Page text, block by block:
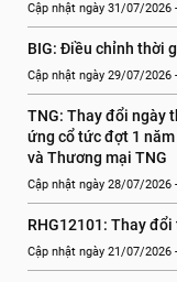
Cập nhật ngày 31/07/2026
BIG: Điều chỉnh thời
Cập nhật ngày 29/07/2026
TNG: Thay đổi ngày
ứng cổ tức đợt 1
và Thương mại TNG
Cập nhật ngày 28/07/2026
RHG12101: Thay
Cập nhật ngày 21/07/2026